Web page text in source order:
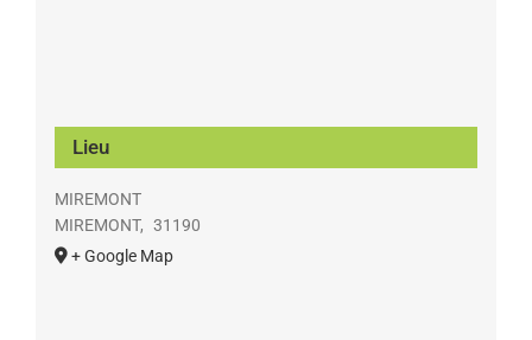
Lieu
MIREMONT
MIREMONT, 31190
+ Google Map